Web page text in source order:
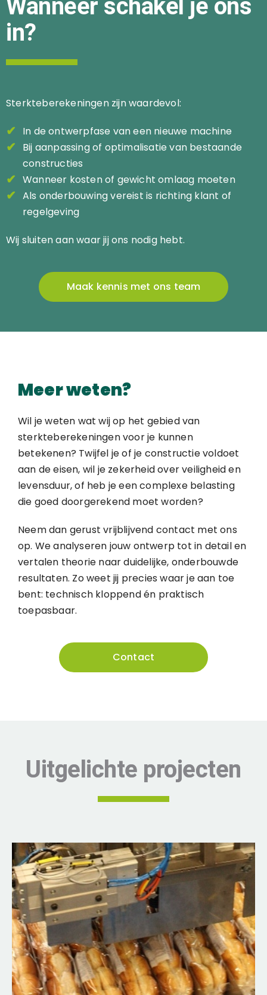
Wanneer schakel je ons
in?
Sterkteberekeningen zijn waardevol:
In de ontwerpfase van een nieuwe machine
Bij aanpassing of optimalisatie van bestaande
constructies
Wanneer kosten of gewicht omlaag moeten
Als onderbouwing vereist is richting klant of
regelgeving
Wij sluiten aan waar jij ons nodig hebt.
Maak kennis met ons team
Meer weten?
Wil je weten wat wij op het gebied van
sterkteberekeningen voor je kunnen
betekenen? Twijfel je of je constructie voldoet
aan de eisen, wil je zekerheid over veiligheid en
levensduur, of heb je een complexe belasting
die goed doorgerekend moet worden?
Neem dan gerust vrijblijvend contact met ons
op. We analyseren jouw ontwerp tot in detail en
vertalen theorie naar duidelijke, onderbouwde
resultaten. Zo weet jij precies waar je aan toe
bent: technisch kloppend én praktisch
toepasbaar.
Contact
Uitgelichte projecten